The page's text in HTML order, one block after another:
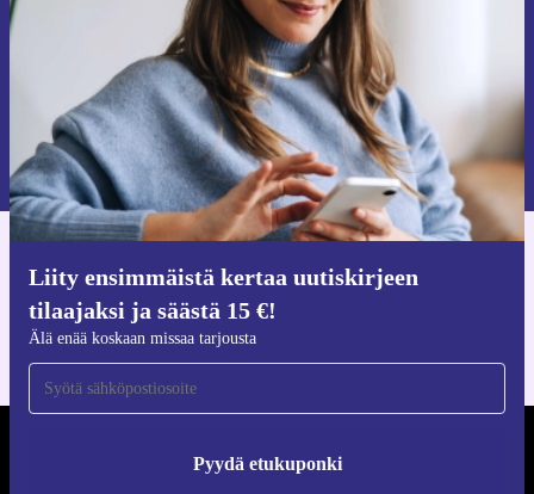
Liity ensimmäistä kertaa uutiskirjeen
tilaajaksi ja säästä 15 €!
Älä enää koskaan missaa tarjousta
Pyydä etukuponki
Pyydä etukuponki
Lisätietoja henkilötietojen käytöstä löydättietosuojaselosteestamme.
iOS:lle ja Androidille